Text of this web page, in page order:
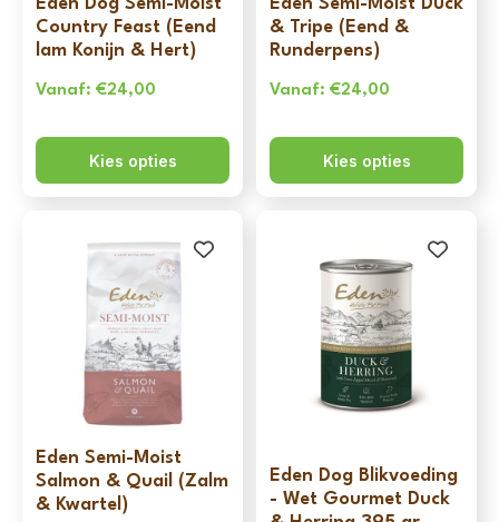
Eden Dog Semi-Moist
Country Feast (Eend
lam Konijn & Hert)
Vanaf: €24,00
Kies opties
Eden Semi-Moist Duck
& Tripe (Eend &
Runderpens)
Vanaf: €24,00
Kies opties
Eden Semi-Moist
Salmon & Quail (Zalm
& Kwartel)
Eden Dog Blikvoeding
- Wet Gourmet Duck